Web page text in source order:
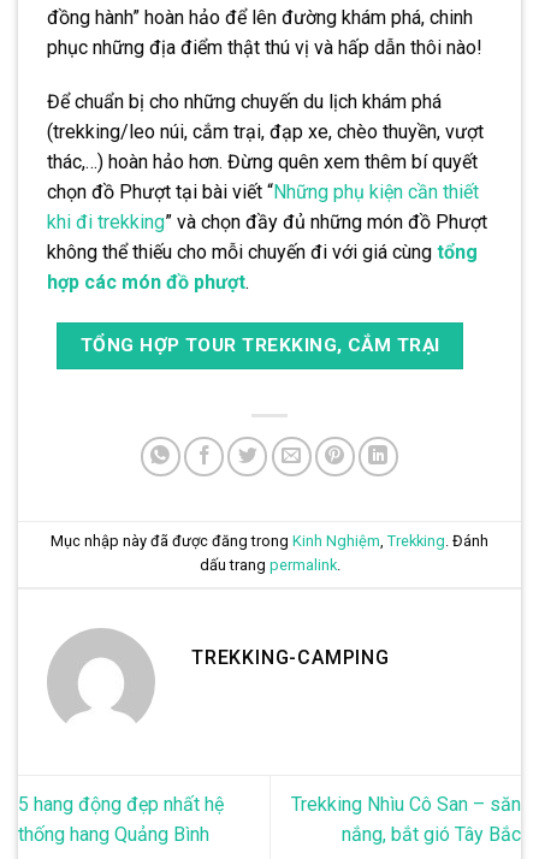
đồng hành” hoàn hảo để lên đường khám phá, chinh
phục những địa điểm thật thú vị và hấp dẫn thôi nào!
Để chuẩn bị cho những chuyến du lịch khám phá
(trekking/leo núi, cắm trại, đạp xe, chèo thuyền, vượt
thác,…) hoàn hảo hơn. Đừng quên xem thêm bí quyết
chọn đồ Phượt tại bài viết “Những phụ kiện cần thiết
khi đi trekking” và chọn đầy đủ những món đồ Phượt
không thể thiếu cho mỗi chuyến đi với giá cùng tổng
hợp các món đồ phượt.
TỔNG HỢP TOUR TREKKING, CẮM TRẠI
Mục nhập này đã được đăng trong Kinh Nghiệm, Trekking. Đánh
dấu trang permalink.
TREKKING-CAMPING
5 hang động đẹp nhất hệ
thống hang Quảng Bình
Trekking Nhìu Cô San – săn
nắng, bắt gió Tây Bắc